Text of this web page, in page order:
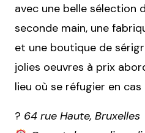
avec une belle sélection
seconde main, une
et une boutique de
jolies oeuvres à prix
lieu où se réfugier en
? 64 rue Haute, Bruxelles